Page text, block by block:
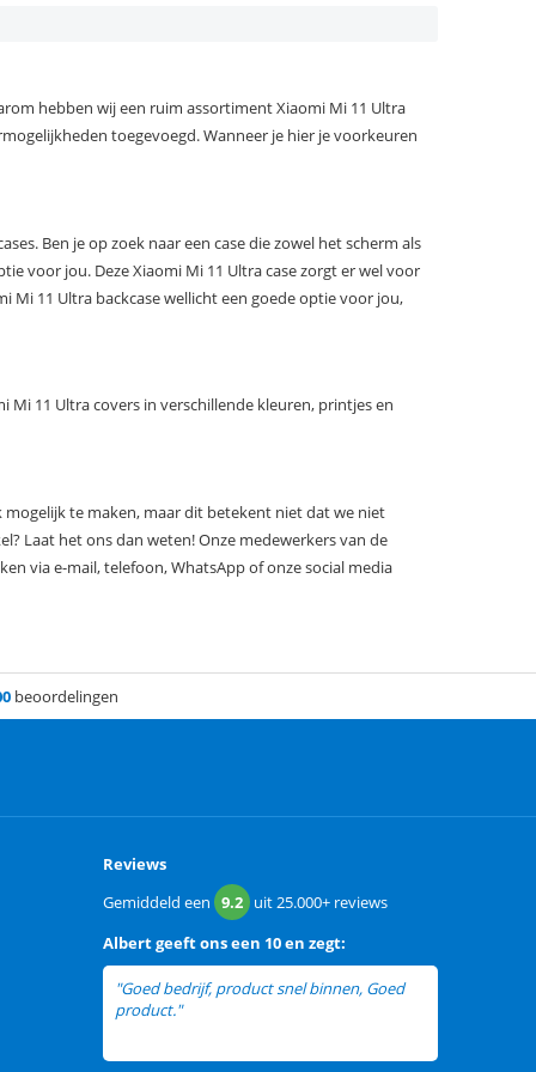
hebben wij een ruim assortiment Xiaomi Mi 11 Ultra
toegevoegd. Wanneer je hier je voorkeuren
Ben je op zoek naar een case die zowel het scherm als
voor jou. Deze Xiaomi Mi 11 Ultra case zorgt er wel voor
Mi 11 Ultra backcase wellicht een goede optie voor jou,
11 Ultra covers in verschillende kleuren, printjes en
te maken, maar dit betekent niet dat we niet
Laat het ons dan weten! Onze medewerkers van de
via e-mail, telefoon, WhatsApp of onze social media
beoordelingen
Reviews
Gemiddeld een 9.2 uit25.000+ reviews
Albertgeeft ons een 10 en zegt:
"Goed bedrijf, product snel binnen, Goed
product."